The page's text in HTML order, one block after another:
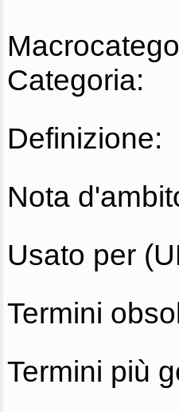
Categoria:
Definizione:
Nota
Usato per
Termini
Termini più